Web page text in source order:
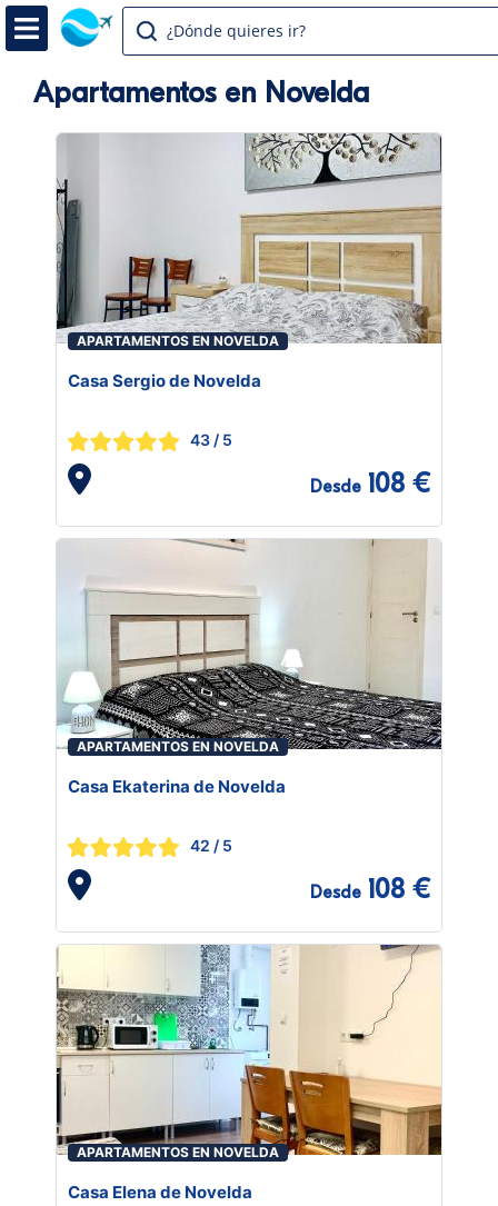
¿Dónde quieres ir?
Apartamentos en Novelda
APARTAMENTOS EN NOVELDA
Casa Sergio de Novelda
43 / 5
Desde 108 €
APARTAMENTOS EN NOVELDA
Casa Ekaterina de Novelda
42 / 5
Desde 108 €
APARTAMENTOS EN NOVELDA
Casa Elena de Novelda